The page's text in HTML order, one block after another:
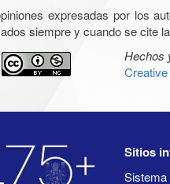
expresadas por los
siempre y cuando se cite
Hechos
Sitios
Sistema